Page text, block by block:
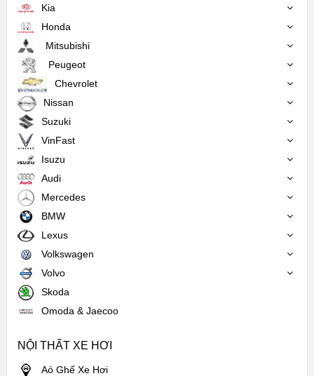
Kia
Honda
Mitsubishi
Peugeot
Chevrolet
Nissan
Suzuki
VinFast
Isuzu
Audi
Mercedes
BMW
Lexus
Volkswagen
Volvo
Skoda
Omoda & Jaecoo
NỘI THẤT XE HƠI
Aó Ghế Xe Hơi